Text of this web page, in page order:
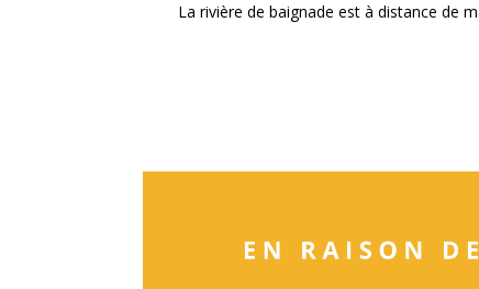
La rivière de baignade est à distance de